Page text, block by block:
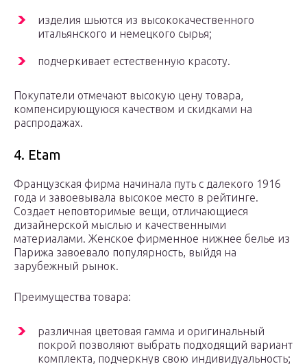
изделия шьются из высококачественного
итальянского и немецкого сырья;
подчеркивает естественную красоту.
Покупатели отмечают высокую цену товара,
компенсирующуюся качеством и скидками на
распродажах.
4. Etam
Французская фирма начинала путь с далекого 1916
года и завоевывала высокое место в рейтинге.
Создает неповторимые вещи, отличающиеся
дизайнерской мыслью и качественными
материалами. Женское фирменное нижнее белье из
Парижа завоевало популярность, выйдя на
зарубежный рынок.
Преимущества товара:
различная цветовая гамма и оригинальный
покрой позволяют выбрать подходящий вариант
комплекта, подчеркнув свою индивидуальность;